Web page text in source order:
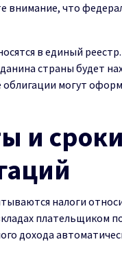
внимание, что
в единый
страны будет
могут
и сроки
налоги
плательщиком
дохода